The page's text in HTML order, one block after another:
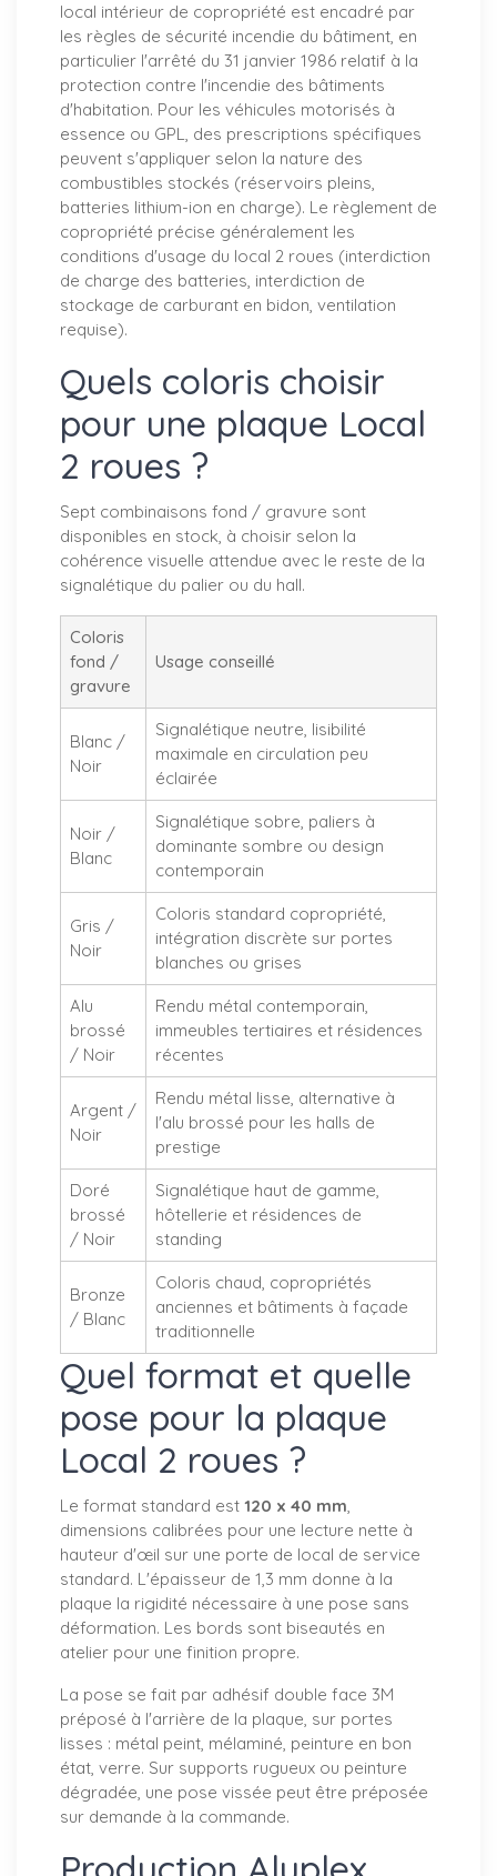
local intérieur de copropriété est encadré par
les règles de sécurité incendie du bâtiment, en
particulier l'arrêté du 31 janvier 1986 relatif à la
protection contre l'incendie des bâtiments
d'habitation. Pour les véhicules motorisés à
essence ou GPL, des prescriptions spécifiques
peuvent s'appliquer selon la nature des
combustibles stockés (réservoirs pleins,
batteries lithium-ion en charge). Le règlement de
copropriété précise généralement les
conditions d'usage du local 2 roues (interdiction
de charge des batteries, interdiction de
stockage de carburant en bidon, ventilation
requise).
Quels coloris choisir
pour une plaque Local
2 roues ?
Sept combinaisons fond / gravure sont
disponibles en stock, à choisir selon la
cohérence visuelle attendue avec le reste de la
signalétique du palier ou du hall.
Coloris
fond /
gravure
Usage conseillé
Blanc /
Noir
Signalétique neutre, lisibilité
maximale en circulation peu
éclairée
Noir /
Blanc
Signalétique sobre, paliers à
dominante sombre ou design
contemporain
Gris /
Noir
Coloris standard copropriété,
intégration discrète sur portes
blanches ou grises
Alu
brossé
/ Noir
Rendu métal contemporain,
immeubles tertiaires et résidences
récentes
Argent /
Noir
Rendu métal lisse, alternative à
l'alu brossé pour les halls de
prestige
Doré
brossé
/ Noir
Signalétique haut de gamme,
hôtellerie et résidences de
standing
Bronze
/ Blanc
Coloris chaud, copropriétés
anciennes et bâtiments à façade
traditionnelle
Quel format et quelle
pose pour la plaque
Local 2 roues ?
Le format standard est 120 x 40 mm,
dimensions calibrées pour une lecture nette à
hauteur d'œil sur une porte de local de service
standard. L'épaisseur de 1,3 mm donne à la
plaque la rigidité nécessaire à une pose sans
déformation. Les bords sont biseautés en
atelier pour une finition propre.
La pose se fait par adhésif double face 3M
préposé à l'arrière de la plaque, sur portes
lisses : métal peint, mélaminé, peinture en bon
état, verre. Sur supports rugueux ou peinture
dégradée, une pose vissée peut être préposée
sur demande à la commande.